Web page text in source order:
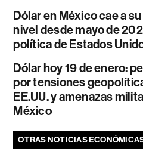
Dólar en México cae a
nivel desde mayo de
política de Estados
Dólar hoy 19 de enero:
por tensiones
EE.UU. y amenazas
México
OTRAS NOTICIAS